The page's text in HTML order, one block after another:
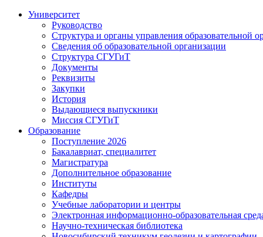
Университет
Руководство
Структура и органы управления образовательной
Сведения об образовательной организации
Структура СГУГиТ
Документы
Реквизиты
Закупки
История
Выдающиеся выпускники
Миссия СГУГиТ
Образование
Поступление 2026
Бакалавриат, специалитет
Магистратура
Дополнительное образование
Институты
Кафедры
Учебные лаборатории и центры
Электронная информационно-образовательная
Научно-техническая библиотека